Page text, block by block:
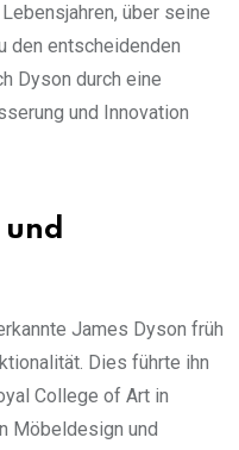
über seine
den entscheidenden
Dyson durch eine
und Innovation
und
James Dyson früh
Dies führte ihn
College of Art in
Möbeldesign und